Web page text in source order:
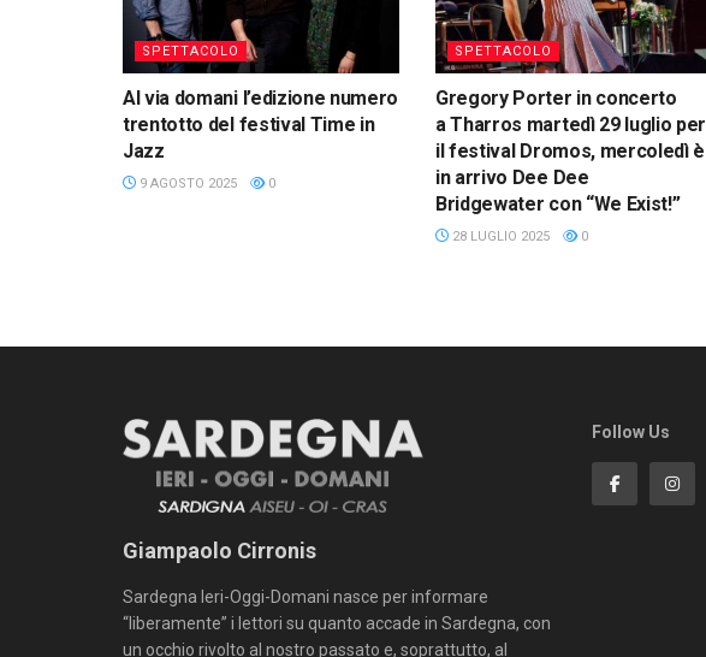
SPETTACOLO
Al via domani l’edizione numero
trentotto del festival Time in
Jazz
9 AGOSTO 2025 0
SPETTACOLO
Gregory Porter in concerto
a Tharros martedì 29 luglio per
il festival Dromos, mercoledì è
in arrivo Dee Dee
Bridgewater con “We Exist!”
28 LUGLIO 2025 0
Giampaolo Cirronis
Sardegna Ieri-Oggi-Domani nasce per informare
“liberamente” i lettori su quanto accade in Sardegna, con
un occhio rivolto al nostro passato e, soprattutto, al
Follow Us